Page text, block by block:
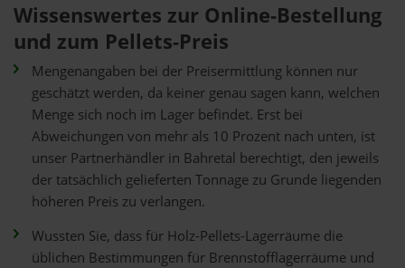
Wissenswertes zur Online-Bestellung
und zum Pellets-Preis
Mengenangaben bei der Preisermittlung können nur
geschätzt werden, da keiner genau sagen kann, welchen
Menge sich noch im Lager befindet. Erst bei
Abweichungen von mehr als 10 Prozent nach unten, ist
unser Partnerhändler in Bahretal berechtigt, den jeweils
der tatsächlich gelieferten Tonnage zu Grunde liegenden
höheren Preis zu verlangen.
Wussten Sie, dass für Holz-Pellets-Lagerräume die
üblichen Bestimmungen für Brennstofflagerräume und